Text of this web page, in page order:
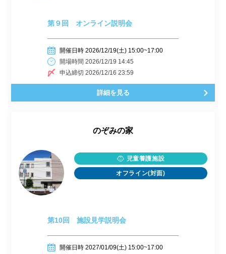
第９回 オンライン説明会
開催日時 2026/12/19(土) 15:00~17:00
開場時間 2026/12/19 14:45
申込締切 2026/12/16 23:59
詳細を見る
のぞみの家
児童養護施設
オフライン(対面)
第10回 施設見学説明会
開催日時 2027/01/09(土) 15:00~17:00